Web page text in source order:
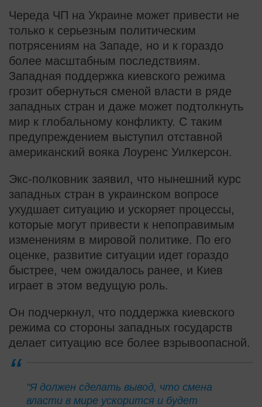
Череда ЧП на Украине может привести не
только к серьезным политическим
потрясениям на Западе, но и к гораздо
более масштабным последствиям.
Западная поддержка киевского режима
грозит обернуться сменой власти в ряде
западных стран и даже может подтолкнуть
мир к глобальному конфликту. С таким
предупреждением выступил отставной
американский вояка Лоуренс Уилкерсон.
Экс-полковник заявил, что нынешний курс
западных стран в украинском вопросе
ухудшает ситуацию и ускоряет процессы,
которые могут привести к непоправимым
изменениям в мировой политике. По его
оценке, развитие ситуации идет гораздо
быстрее, чем ожидалось ранее, и Киев
играет в этом ведущую роль.
Он подчеркнул, что поддержка киевского
режима со стороны западных государств
делает ситуацию все более взрывоопасной.
"Я должен сделать вывод, что смена
власти в мире ускорится и будет